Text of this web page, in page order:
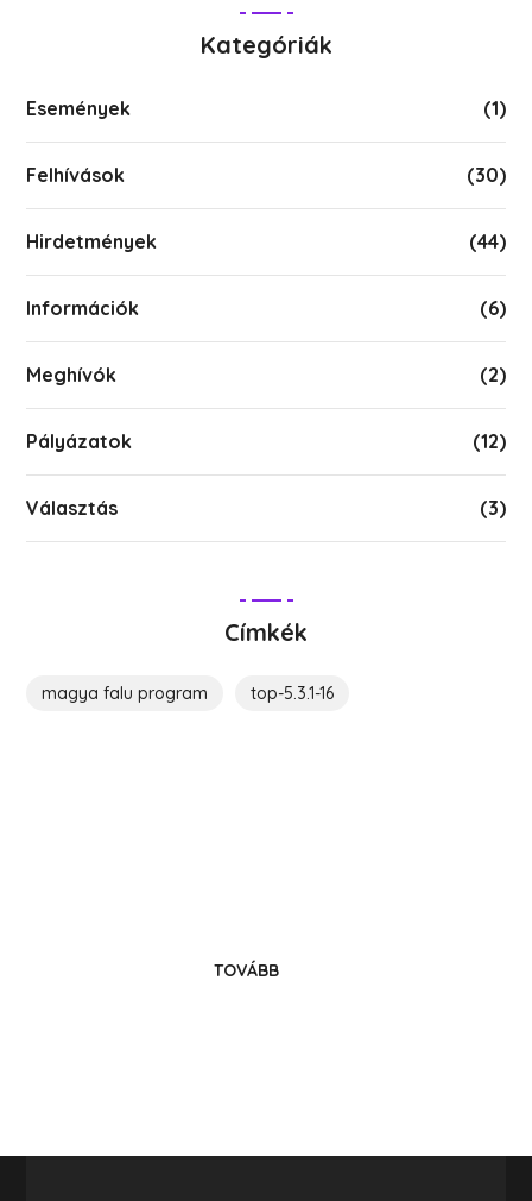
Kategóriák
Események (1)
Felhívások (30)
Hirdetmények (44)
Információk (6)
Meghívók (2)
Pályázatok (12)
Választás (3)
Címkék
magya falu program top-5.3.1-16
TOVÁBB